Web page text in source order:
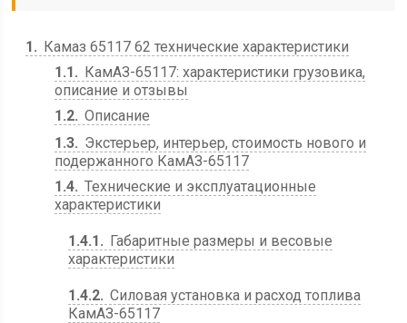
1
Камаз 65117 62 технические характеристики
1.1
КамАЗ-65117: характеристики грузовика,
описание и отзывы
1.2 Описание
1.3
Экстерьер, интерьер, стоимость нового и
подержанного КамАЗ-65117
1.4 Технические и эксплуатационные
характеристики
1.4.1
Габаритные размеры и весовые
характеристики
1.4.2 Силовая установка и расход топлива
КамАЗ-65117